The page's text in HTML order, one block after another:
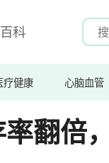
百科
疗健康 心脑血管
翻倍